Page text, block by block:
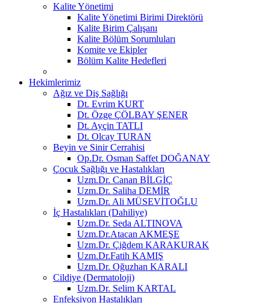
Kalite Yönetimi
Kalite Yönetimi Birimi Direktörü
Kalite Birim Çalışanı
Kalite Bölüm Sorumluları
Komite ve Ekipler
Bölüm Kalite Hedefleri
Hekimlerimiz
Ağız ve Diş Sağlığı
Dt. Evrim KURT
Dt. Özge ÇÖLBAY ŞENER
Dt. Ayçin TATLI
Dt. Olcay TURAN
Beyin ve Sinir Cerrahisi
Op.Dr. Osman Saffet DOĞANAY
Çocuk Sağlığı ve Hastalıkları
Uzm.Dr. Canan BİLGİÇ
Uzm.Dr. Saliha DEMİR
Uzm.Dr. Ali MÜSEVİTOĞLU
İç Hastalıkları (Dahiliye)
Uzm.Dr. Seda ALTINOVA
Uzm.Dr.Atacan AKMEŞE
Uzm.Dr. Çiğdem KARAKURAK
Uzm.Dr.Fatih KAMIŞ
Uzm.Dr. Oğuzhan KARALI
Cildiye (Dermatoloji)
Uzm.Dr. Selim KARTAL
Enfeksiyon Hastalıkları